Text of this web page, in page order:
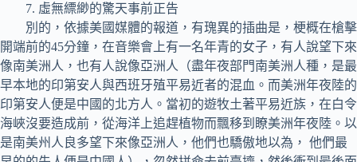
7. 虛無縹緲的驚天事前正告
別的，依據美國媒體的報道，有瑰異的插曲是，梗概在槍擊
開端前的45分鐘，在音樂會上有一名年青的女子，有人說望下來
像南美洲人，也有人說像亞洲人（盡年夜部門南美洲人種，是最
早本地的印第安人與西班牙殖平易近者的混血。而美洲年夜陸的
印第安人便是中國的北方人。當初的遊牧土著平易近族，在白令
海峽沒要造成前，從海洋上追趕植物而飄移到瞭美洲年夜陸。以
是南美州人良多望下來像亞洲人，他們也驕傲地以為， 他們最